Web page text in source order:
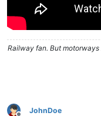
Railway fan. But
JohnDoe